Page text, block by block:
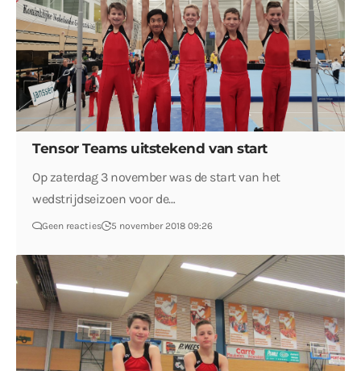
Tensor Teams uitstekend van start
Op zaterdag 3 november was de start van het
wedstrijdseizoen voor de…
Geen reacties 5 november 2018 09:26